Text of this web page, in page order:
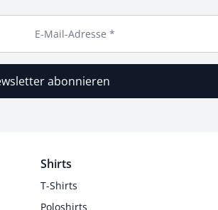
E-Mail-Adresse *
abonnieren
Shirts
T-Shirts
Poloshirts